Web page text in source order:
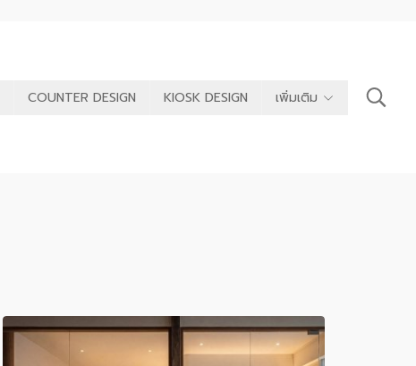
COUNTER DESIGN KIOSK DESIGN เพิ่มเติม